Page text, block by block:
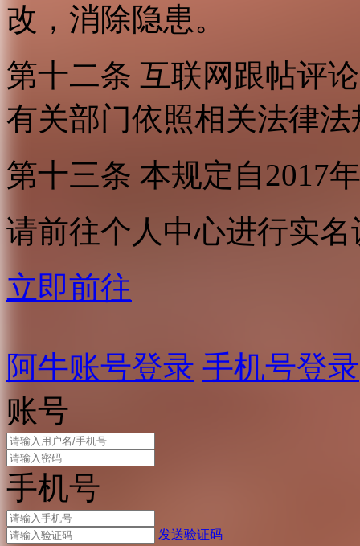
改，消除隐患。
第十二条 互联网跟帖评
有关部门依照相关法律
第十三条 本规定自2017
请前往个人中心进行实名
立即前往
阿牛账号登录 手机号登录
账号
手机号
发送验证码